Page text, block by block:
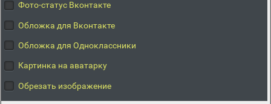
Фото-статус Вконтакте
Обложка для Вконтакте
Обложка для Одноклассники
Картинка на аватарку
Обрезать изображение